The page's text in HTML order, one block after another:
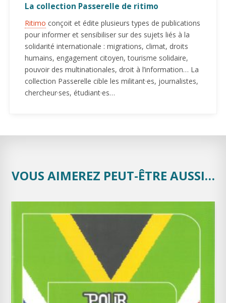
La collection Passerelle de ritimo
Ritimo conçoit et édite plusieurs types de publications
pour informer et sensibiliser sur des sujets liés à la
solidarité internationale : migrations, climat, droits
humains, engagement citoyen, tourisme solidaire,
pouvoir des multinationales, droit à l’information… La
collection Passerelle cible les militant·es, journalistes,
chercheur·ses, étudiant·es…
VOUS AIMEREZ PEUT-ÊTRE AUSSI…
-50%